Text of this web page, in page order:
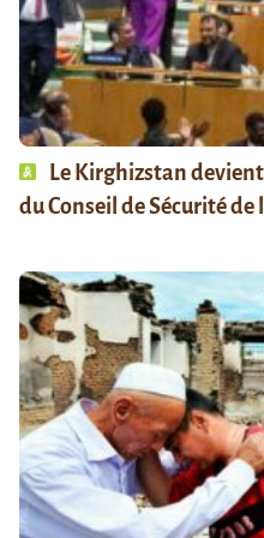
Le Kirghizstan
du Conseil de Sécurité de